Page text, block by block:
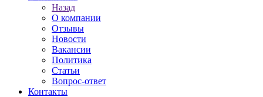
Назад
О компании
Отзывы
Новости
Вакансии
Политика
Статьи
Вопрос-ответ
Контакты